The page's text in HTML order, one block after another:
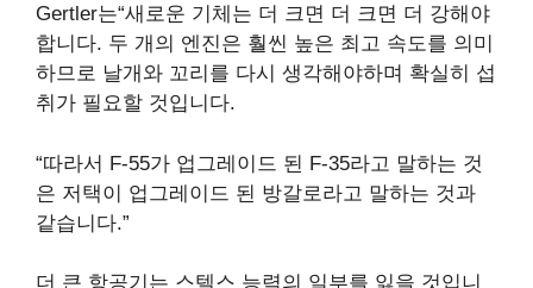
Gertler는“새로운 기체는 더 크면 더 크면 더 강해야
합니다. 두 개의 엔진은 훨씬 높은 최고 속도를 의미
하므로 날개와 꼬리를 다시 생각해야하며 확실히 섭
취가 필요할 것입니다.
“따라서 F-55가 업그레이드 된 F-35라고 말하는 것
은 저택이 업그레이드 된 방갈로라고 말하는 것과
같습니다.”
더 큰 항공기는 스텔스 능력의 일부를 잃을 것입니